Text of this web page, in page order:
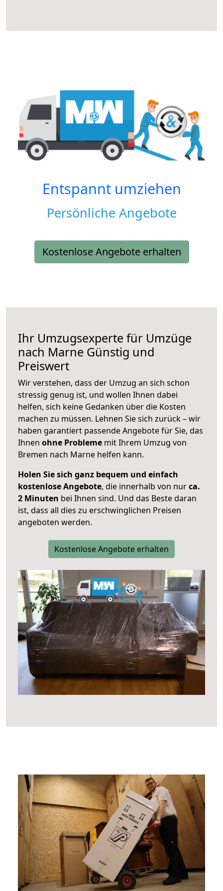
Entspannt umziehen
Persönliche Angebote
Kostenlose Angebote erhalten
Ihr Umzugsexperte für Umzüge
nach Marne Günstig und
Preiswert
Wir verstehen, dass der Umzug an sich schon
stressig genug ist, und wollen Ihnen dabei
helfen, sich keine Gedanken über die Kosten
machen zu müssen. Lehnen Sie sich zurück – wir
haben garantiert passende Angebote für Sie, das
Ihnen ohne Probleme mit Ihrem Umzug von
Bremen nach Marne helfen kann.
Holen Sie sich ganz bequem und einfach
kostenlose Angebote, die innerhalb von nurca.
2 Minuten bei Ihnen sind. Und das Beste daran
ist, dass all dies zu erschwinglichen Preisen
angeboten werden.
Kostenlose Angebote erhalten